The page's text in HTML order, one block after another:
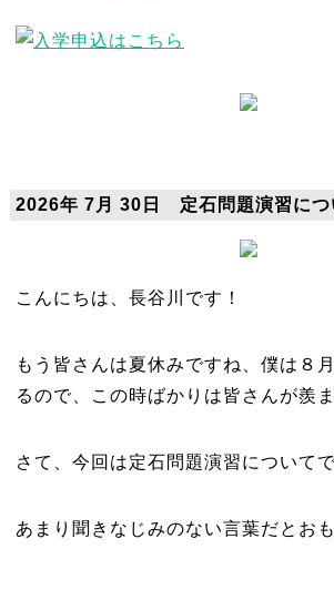
2026年 7月 30日 定石問題演習につ
こんにちは、長谷川です！
もう皆さんは夏休みですね、僕は８
るので、この時ばかりは皆さんが羨
さて、今回は定石問題演習についてで
あまり聞きなじみのない言葉だとおも